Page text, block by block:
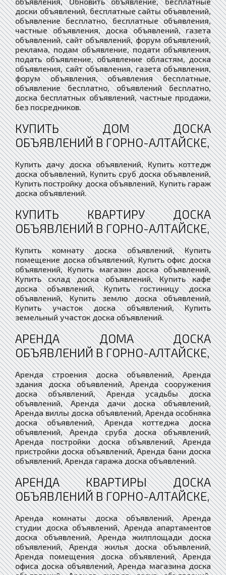
доски объявлений, бесплатные сайты объявлений,
объявление бесплатно, бесплатные объявления,
частные объявления, доска объявлений, газета
объявлений, сайт объявлений, форум объявлений,
реклама, подам объявление, подати объявления,
подать объявление, объявление областям, доска
объявления, сайт объявления, газета объявления,
форум объявления, объявления бесплатные,
объявление бесплатно, объявлений бесплатно,
доска бесплатных объявлений, частные продажи,
без посредников.
КУПИТЬ ДОМ ДОСКА
ОБЪЯВЛЕНИЙ В ГОРНО-АЛТАЙСКЕ,
Купить дачу доска объявлений, Купить коттедж
доска объявлений, Купить сруб доска объявлений,
Купить постройку доска объявлений, Купить гараж
доска объявлений.
КУПИТЬ КВАРТИРУ ДОСКА
ОБЪЯВЛЕНИЙ В ГОРНО-АЛТАЙСКЕ,
Купить комнату доска объявлений, Купить
помещение доска объявлений, Купить офис доска
объявлений, Купить магазин доска объявлений,
Купить склад доска объявлений, Купить кафе
доска объявлений, Купить гостиницу доска
объявлений, Купить землю доска объявлений,
Купить участок доска объявлений, Купить
земельный участок доска объявлений.
АРЕНДА ДОМА ДОСКА
ОБЪЯВЛЕНИЙ В ГОРНО-АЛТАЙСКЕ,
Аренда строения доска объявлений, Аренда
здания доска объявлений, Аренда сооружения
доска объявлений, Аренда усадьбы доска
объявлений, Аренда дачи доска объявлений,
Аренда виллы доска объявлений, Аренда особняка
доска объявлений, Аренда коттеджа доска
объявлений, Аренда сруба доска объявлений,
Аренда постройки доска объявлений, Аренда
пристройки доска объявлений, Аренда бани доска
объявлений, Аренда гаража доска объявлений.
АРЕНДА КВАРТИРЫ ДОСКА
ОБЪЯВЛЕНИЙ В ГОРНО-АЛТАЙСКЕ,
Аренда комнаты доска объявлений, Аренда
студии доска объявлений, Аренда апартаментов
доска объявлений, Аренда жилплощади доска
объявлений, Аренда жилья доска объявлений,
Аренда помещения доска объявлений, Аренда
офиса доска объявлений, Аренда магазина доска